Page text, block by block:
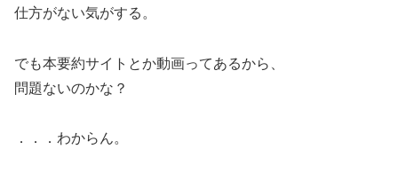
仕方がない気がする。
でも本要約サイトとか動画ってあるから、
問題ないのかな？
．．．わからん。